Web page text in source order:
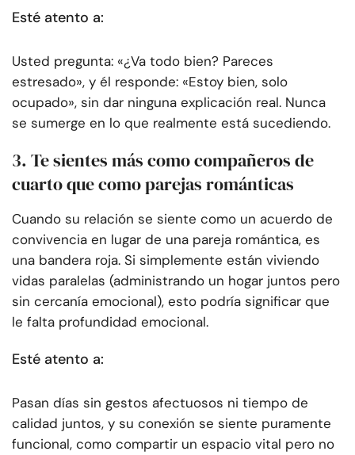
Esté atento a:
Usted pregunta: «¿Va todo bien? Pareces
estresado», y él responde: «Estoy bien, solo
ocupado», sin dar ninguna explicación real. Nunca
se sumerge en lo que realmente está sucediendo.
3. Te sientes más como compañeros de
cuarto que como parejas románticas
Cuando su relación se siente como un acuerdo de
convivencia en lugar de una pareja romántica, es
una bandera roja. Si simplemente están viviendo
vidas paralelas (administrando un hogar juntos pero
sin cercanía emocional), esto podría significar que
le falta profundidad emocional.
Esté atento a:
Pasan días sin gestos afectuosos ni tiempo de
calidad juntos, y su conexión se siente puramente
funcional, como compartir un espacio vital pero no